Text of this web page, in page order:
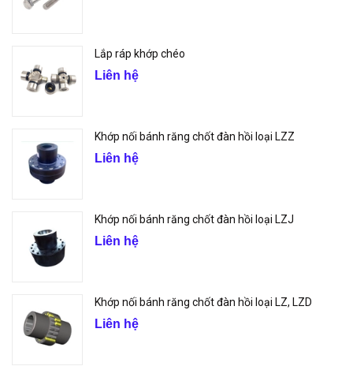
Lắp ráp khớp chéo
Liên hệ
Khớp nối bánh răng chốt đàn hồi loại LZZ
Liên hệ
Khớp nối bánh răng chốt đàn hồi loại LZJ
Liên hệ
Khớp nối bánh răng chốt đàn hồi loại LZ, LZD
Liên hệ